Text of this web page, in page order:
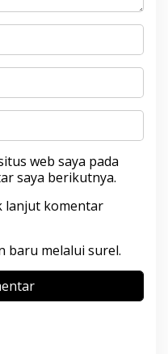
web saya pada
saya berikutnya.
lanjut komentar
baru melalui surel.